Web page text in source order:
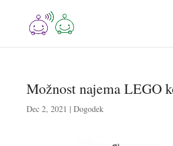
Možnost najema LEGO
Dec 2, 2021 | Dogodek